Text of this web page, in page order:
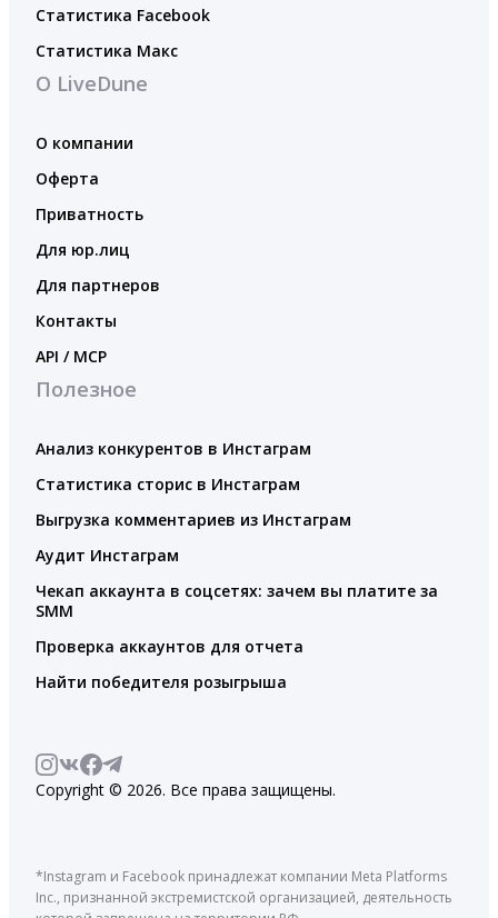
Статистика Facebook
Статистика Макс
О LiveDune
О компании
Оферта
Приватность
Для юр.лиц
Для партнеров
Контакты
API / MCP
Полезное
Анализ конкурентов в Инстаграм
Статистика сторис в Инстаграм
Выгрузка комментариев из Инстаграм
Аудит Инстаграм
Чекап аккаунта в соцсетях: зачем вы платите за
SMM
Проверка аккаунтов для отчета
Найти победителя розыгрыша
Copyright © 2026. Все права защищены.
*Instagram и Facebook принадлежат компании Meta Platforms
Inc., признанной экстремистской организацией, деятельность